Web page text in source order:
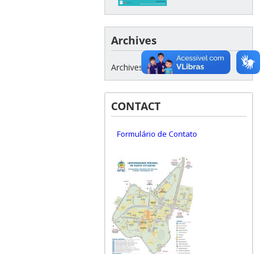
Archives
Archives
CONTACT
Formulário de Contato